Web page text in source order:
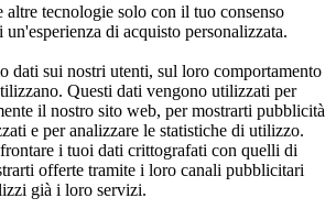
tecnologie solo con il tuo consenso
di acquisto personalizzata.
dati sui nostri utenti, sul loro comportamento
Questi dati vengono utilizzati per
il nostro sito web, per mostrarti pubblicità
e per analizzare le statistiche di utilizzo.
i tuoi dati crittografati con quelli di
offerte tramite i loro canali pubblicitari
già i loro servizi.